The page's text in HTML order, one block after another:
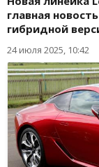
главная
гибридной
24 июля 2025, 10:42